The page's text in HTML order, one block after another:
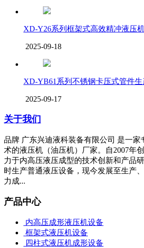
XD-Y26系列框架式高效精冲液压
2025-09-18
XD-YB61系列不锈钢卡压式管件生
2025-09-17
关于我们
品牌 广东兴迪液科装备有限公司 是一家
术的液压机（油压机）厂家。自2007年
力于内高压液压成型的技术创新和产品
时生产普通液压设备，现今发展至生产
力成...
产品中心
内高压成形液压机设备
框架式液压机设备
四柱式液压机成形设备